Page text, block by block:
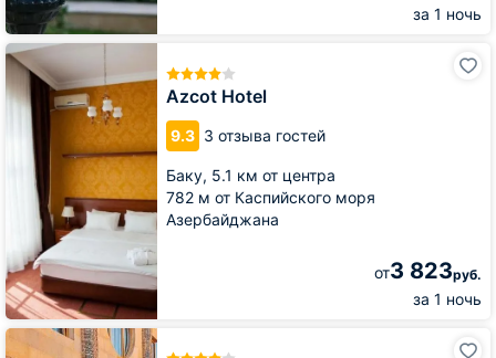
за 1 ночь
Azcot Hotel
9.3 3 отзыва гостей
Баку, 5.1 км от центра
782 м от Каспийского моря
Азербайджана
от3 823руб.
за 1 ночь
Azcot
Hotel
Отель